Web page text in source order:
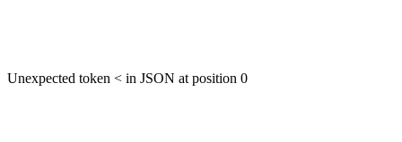
Unexpected token < in JSON at position 0